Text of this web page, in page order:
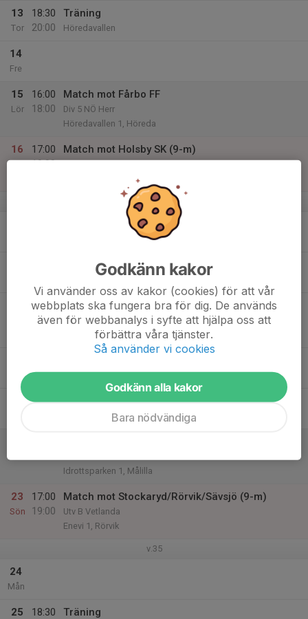
13
Tor
18:30
20:00
Träning
Höredavallen
14
Fre
15
Lör
16:00
18:00
Match mot Fårbo FF
Div 5 NÖ Herr
Höredavallen 1, Höreda
16
17:00
19:00
Match mot Holsby SK (9-m)
Höredavallen 1, Höreda
v.34
Träning
18:30
20:30
Match mot HM IS
Div 5 NÖ Herr
Slättvallen 1, Mariannelund
Tor
20:00
Höredavallen
Idrottsparken 1, Målilla
23
Sön
17:00
19:00
Match mot Stockaryd/Rörvik/Sävsjö (9-m)
Utv B Vetlanda
Enevi 1, Rörvik
v.35
24
Mån
25
18:30
Träning
Godkänn kakor
Vi använder oss av kakor (cookies) för att vår
webbplats ska fungera bra för dig. De används
även för webbanalys i syfte att hjälpa oss att
förbättra våra tjänster.
Så använder vi cookies
Godkänn alla kakor
Bara nödvändiga